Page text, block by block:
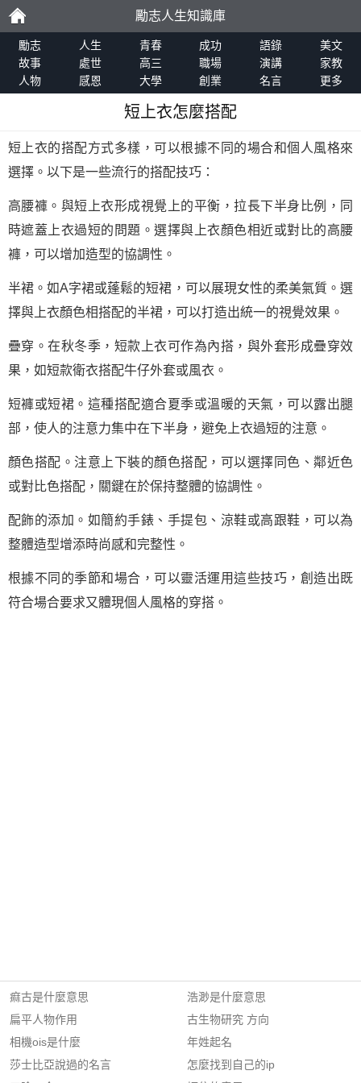
勵
志
勵志人生知識庫
勵志 人生 青春 成功 語錄
美文
故事
處世 高三 職場 演講
家教
人物
感恩 大學 創業 名言 更多
短上衣怎麼搭配
短上衣的搭配方式多樣，可以根據不同的場合和個人風格來
選擇。以下是一些流行的搭配技巧：
高腰褲。與短上衣形成視覺上的平衡，拉長下半身比例，同
時遮蓋上衣過短的問題。選擇與上衣顏色相近或對比的高腰
褲，可以增加造型的協調性。
半裙。如A字裙或蓬鬆的短裙，可以展現女性的柔美氣質。選
擇與上衣顏色相搭配的半裙，可以打造出統一的視覺效果。
疊穿。在秋冬季，短款上衣可作為內搭，與外套形成疊穿效
果，如短款衛衣搭配牛仔外套或風衣。
短褲或短裙。這種搭配適合夏季或溫暖的天氣，可以露出腿
部，使人的注意力集中在下半身，避免上衣過短的注意。
顏色搭配。注意上下裝的顏色搭配，可以選擇同色、鄰近色
或對比色搭配，關鍵在於保持整體的協調性。
配飾的添加。如簡約手錶、手提包、涼鞋或高跟鞋，可以為
整體造型增添時尚感和完整性。
根據不同的季節和場合，可以靈活運用這些技巧，創造出既
符合場合要求又體現個人風格的穿搭。
痲古是什麼意思
扁平人物作用
相機ois是什麼
莎士比亞說過的名言
浩渺是什麼意思
古生物研究 方向
年姓起名
怎麼找到自己的ip